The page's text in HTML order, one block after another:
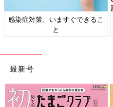
感染症対策、いますぐできるこ
と
最新号